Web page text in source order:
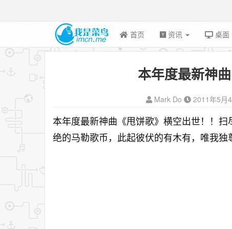
首页 资讯 桌面
本年度最新神
Mark Do 2011年5月
本年度最新神曲《甩饼歌》横空出世！！
绝的马勒歌币，此起彼伏的有木有，唯我